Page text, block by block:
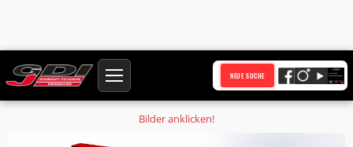
NEUE SUCHE
Startseite
Produkte
Pos. 14 Distanzplatte-5mm Schneidwelle-StahlS235JR-1 je Satz
Bilder anklicken!